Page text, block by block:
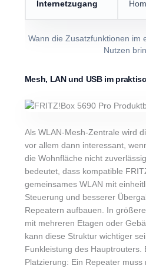
Internetzugang
Wann die Zusatzfunktionen im
Nutzen
Mesh, LAN und USB im
Als WLAN-Mesh-Zentrale wird
vor allem dann interessant,
die Wohnfläche nicht
bedeutet, dass kompatible
gemeinsames WLAN mit
Steuerung und besserer
Repeatern aufbauen. In
mit mehreren Etagen oder
kann diese Struktur wichtiger
Funkleistung des Hauptrouters.
Platzierung: Ein Repeater muss